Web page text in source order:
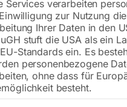
Services verarbeiten
zur Nutzung
Ihrer Daten in den
stuft die USA als ein
Standards ein. Es
personenbezogene
ohne dass für
besteht.